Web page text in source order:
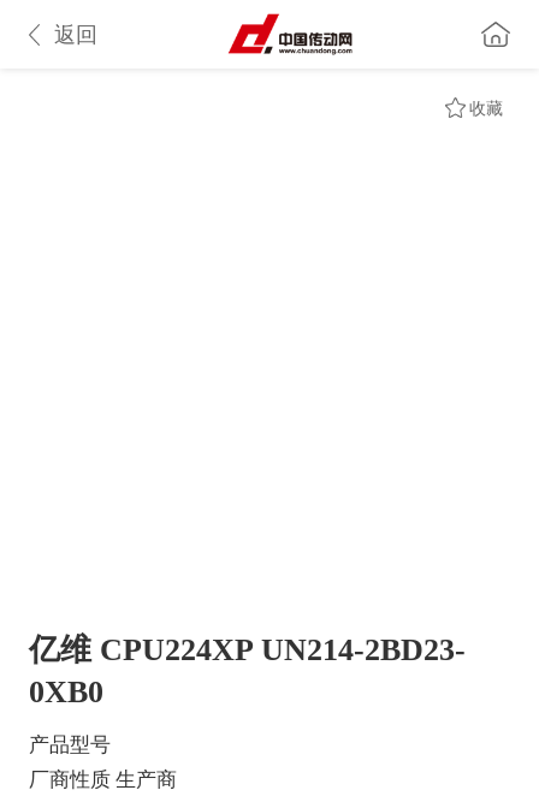
返回
收藏
亿维 CPU224XP UN214-2BD23-
0XB0
产品型号
厂商性质 生产商